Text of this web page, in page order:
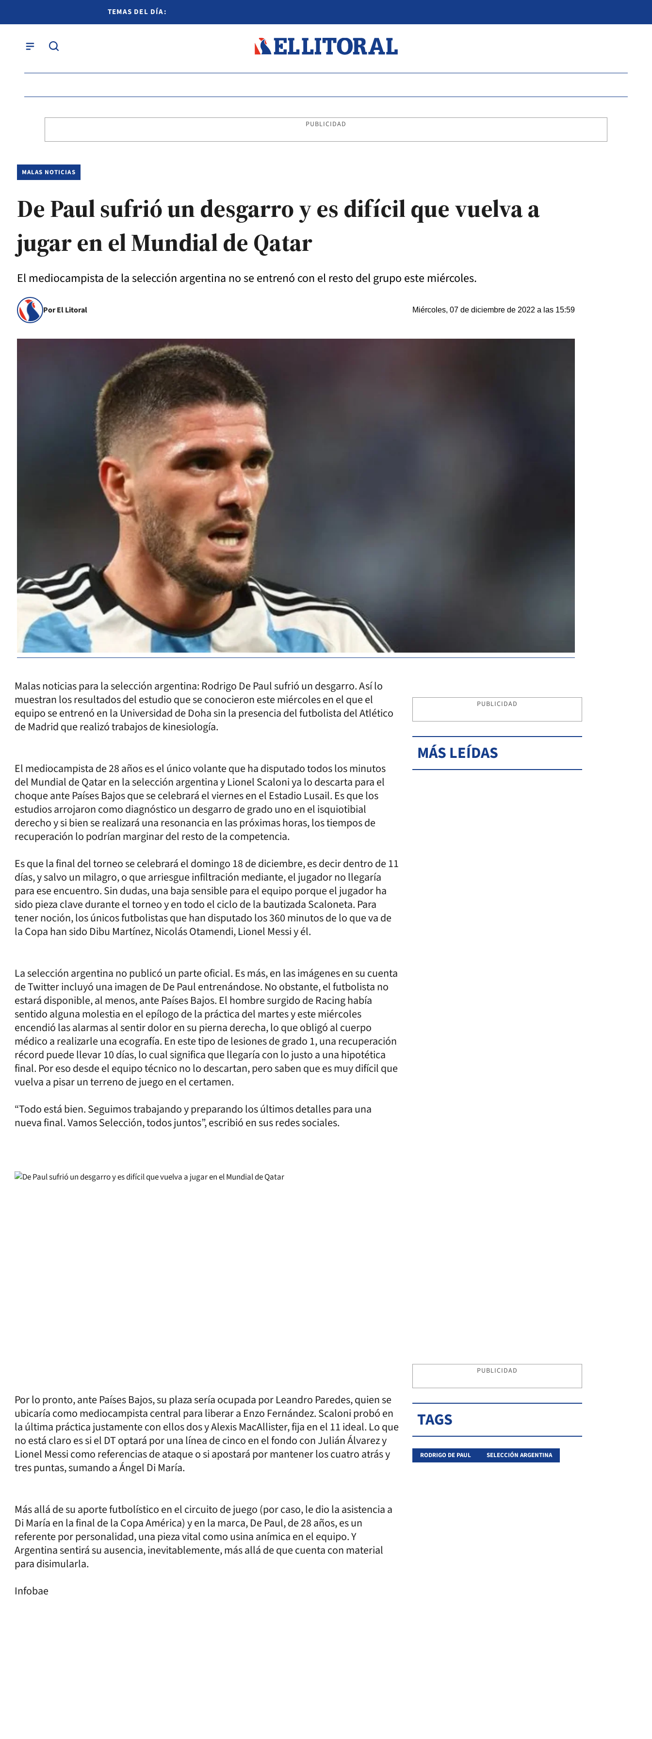
TEMAS DEL DÍA:
PUBLICIDAD
MALAS NOTICIAS
De Paul sufrió un desgarro y es difícil que vuelva a
jugar en el Mundial de Qatar
El mediocampista de la selección argentina no se entrenó con el resto del grupo este miércoles.
Por El Litoral Miércoles, 07 de diciembre de 2022 a las 15:59
Malas noticias para la selección argentina: Rodrigo De Paul sufrió un desgarro. Así lo
muestran los resultados del estudio que se conocieron este miércoles en el que el
equipo se entrenó en la Universidad de Doha sin la presencia del futbolista del Atlético
de Madrid que realizó trabajos de kinesiología.
El mediocampista de 28 años es el único volante que ha disputado todos los minutos
del Mundial de Qatar en la selección argentina y Lionel Scaloni ya lo descarta para el
choque ante Países Bajos que se celebrará el viernes en el Estadio Lusail. Es que los
estudios arrojaron como diagnóstico un desgarro de grado uno en el isquiotibial
derecho y si bien se realizará una resonancia en las próximas horas, los tiempos de
recuperación lo podrían marginar del resto de la competencia.
Es que la final del torneo se celebrará el domingo 18 de diciembre, es decir dentro de 11
días, y salvo un milagro, o que arriesgue infiltración mediante, el jugador no llegaría
para ese encuentro. Sin dudas, una baja sensible para el equipo porque el jugador ha
sido pieza clave durante el torneo y en todo el ciclo de la bautizada Scaloneta. Para
tener noción, los únicos futbolistas que han disputado los 360 minutos de lo que va de
la Copa han sido Dibu Martínez, Nicolás Otamendi, Lionel Messi y él.
La selección argentina no publicó un parte oficial. Es más, en las imágenes en su cuenta
de Twitter incluyó una imagen de De Paul entrenándose. No obstante, el futbolista no
estará disponible, al menos, ante Países Bajos. El hombre surgido de Racing había
sentido alguna molestia en el epílogo de la práctica del martes y este miércoles
encendió las alarmas al sentir dolor en su pierna derecha, lo que obligó al cuerpo
médico a realizarle una ecografía. En este tipo de lesiones de grado 1, una recuperación
récord puede llevar 10 días, lo cual significa que llegaría con lo justo a una hipotética
final. Por eso desde el equipo técnico no lo descartan, pero saben que es muy difícil que
vuelva a pisar un terreno de juego en el certamen.
“Todo está bien. Seguimos trabajando y preparando los últimos detalles para una
nueva final. Vamos Selección, todos juntos”, escribió en sus redes sociales.
Por lo pronto, ante Países Bajos, su plaza sería ocupada por Leandro Paredes, quien se
ubicaría como mediocampista central para liberar a Enzo Fernández. Scaloni probó en
la última práctica justamente con ellos dos y Alexis MacAllister, fija en el 11 ideal. Lo que
no está claro es si el DT optará por una línea de cinco en el fondo con Julián Álvarez y
Lionel Messi como referencias de ataque o si apostará por mantener los cuatro atrás y
tres puntas, sumando a Ángel Di María.
Más allá de su aporte futbolístico en el circuito de juego (por caso, le dio la asistencia a
Di María en la final de la Copa América) y en la marca, De Paul, de 28 años, es un
referente por personalidad, una pieza vital como usina anímica en el equipo. Y
Argentina sentirá su ausencia, inevitablemente, más allá de que cuenta con material
para disimularla.
Infobae
PUBLICIDAD
MÁS LEÍDAS
PUBLICIDAD
TAGS
RODRIGO DE PAUL SELECCIÓN ARGENTINA